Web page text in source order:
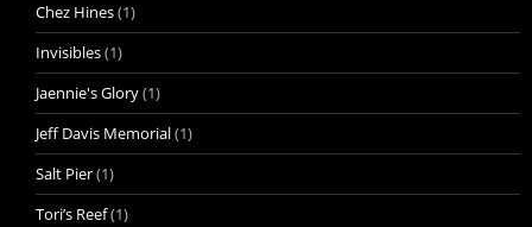
Chez Hines(1)
Invisibles(1)
Jaennie's Glory(1)
Jeff Davis Memorial(1)
Salt Pier(1)
Tori’s Reef(1)